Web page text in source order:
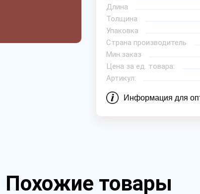
Длина
Толщина
Упаковка
Страна производитель
Мин.заказ
Цена за ед. товара:
Артикул:
Информация для
Похожие товары